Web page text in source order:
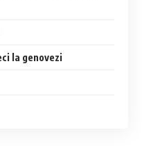
la genovezi